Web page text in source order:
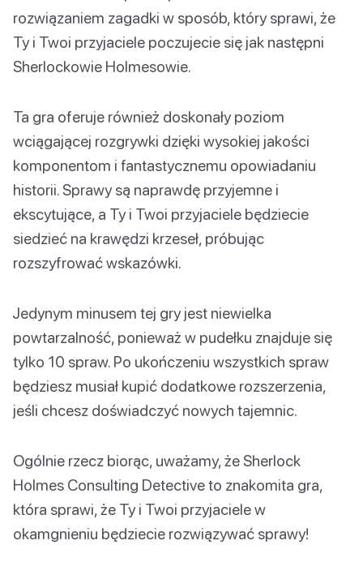
rozwiązaniem zagadki w sposób, który sprawi, że
Ty i Twoi przyjaciele poczujecie się jak następni
Sherlockowie Holmesowie.
Ta gra oferuje również doskonały poziom
wciągającej rozgrywki dzięki wysokiej jakości
komponentom i fantastycznemu opowiadaniu
historii. Sprawy są naprawdę przyjemne i
ekscytujące, a Ty i Twoi przyjaciele będziecie
siedzieć na krawędzi krzeseł, próbując
rozszyfrować wskazówki.
Jedynym minusem tej gry jest niewielka
powtarzalność, ponieważ w pudełku znajduje się
tylko 10 spraw. Po ukończeniu wszystkich spraw
będziesz musiał kupić dodatkowe rozszerzenia,
jeśli chcesz doświadczyć nowych tajemnic.
Ogólnie rzecz biorąc, uważamy, że Sherlock
Holmes Consulting Detective to znakomita gra,
która sprawi, że Ty i Twoi przyjaciele w
okamgnieniu będziecie rozwiązywać sprawy!